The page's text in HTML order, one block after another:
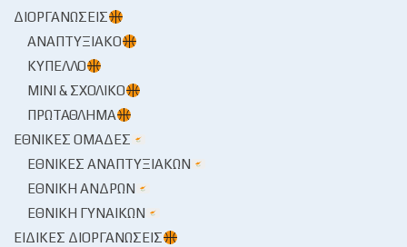
ΔΙΟΡΓΑΝΏΣΕΙΣ
ΑΝΑΠΤΥΞΙΑΚΌ
ΚΎΠΕΛΛΟ
ΜΊΝΙ & ΣΧΟΛΙΚΌ
ΠΡΩΤΆΘΛΗΜΑ
ΕΘΝΙΚΈΣ ΟΜΆΔΕΣ
ΕΘΝΙΚΈΣ ΑΝΑΠΤΥΞΙΑΚΏΝ
ΕΘΝΙΚΉ ΑΝΔΡΏΝ
ΕΘΝΙΚΉ ΓΥΝΑΙΚΏΝ
ΕΙΔΙΚΈΣ ΔΙΟΡΓΑΝΏΣΕΙΣ